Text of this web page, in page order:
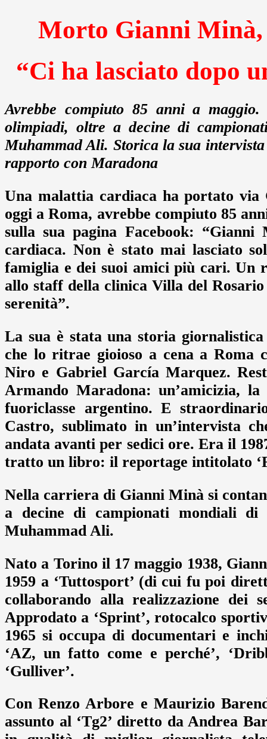
Morto Gianni Minà,
“Ci ha lasciato dopo
Avrebbe compiuto 85 anni a
olimpiadi, oltre a decine di
Muhammad Ali. Storica la sua
rapporto con Maradona
Una malattia cardiaca ha portato
oggi a Roma, avrebbe compiuto 85
sulla sua pagina Facebook:
cardiaca. Non è stato mai lasciato
famiglia e dei suoi amici più cari. Un
allo staff della clinica Villa del
serenità”.
La sua è stata una storia
che lo ritrae gioioso a cena a Roma
Niro e Gabriel García Marquez.
Armando Maradona: un’amicizia,
fuoriclasse argentino. E
Castro, sublimato in un’intervista
andata avanti per sedici ore. Era il
tratto un libro: il reportage intitolato
Nella carriera di Gianni Minà si
a decine di campionati mondiali
Muhammad Ali.
Nato a Torino il 17 maggio 1938,
1959 a ‘Tuttosport’ (di cui fu poi
collaborando alla realizzazione
Approdato a ‘Sprint’, rotocalco
1965 si occupa di documentari e
‘AZ, un fatto come e perché’,
‘Gulliver’.
Con Renzo Arbore e Maurizio
assunto al ‘Tg2’ diretto da Andrea